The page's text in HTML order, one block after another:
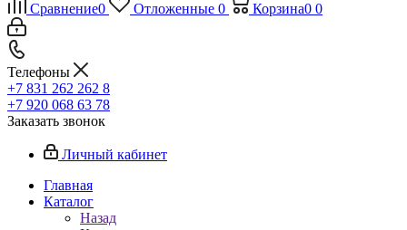
Сравнение0 Отложенные 0 Корзина0 0
Телефоны
+7 831 262 262 8
+7 920 068 63 78
Заказать звонок
Личный кабинет
Главная
Каталог
Назад